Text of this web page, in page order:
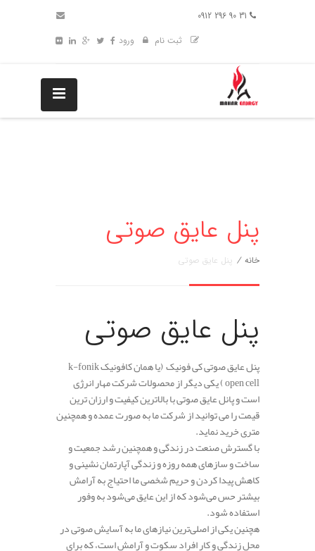
ثبت نام
ورود
پنل عایق صوتی
خانه / پنل عایق صوتی
پنل عایق صوتی
پنل عایق صوتی کی فونیک (یا همان کافونیک k-fonik
open cell ) یکی دیگر از محصولات شرکت مهار انرژی
است و پانل عایق صوتی با بالاترین کیفیت و ارزان ترین
قیمت را می توانید از شرکت ما به صورت عمده و همچنین
متری خرید نماید.
با گسترش صنعت در زندگی و همچنین رشد جمعیت و
ساخت و سازهای همه روزه و زندگی آپارتمان نشینی و
کاهش پیدا کردن و حریم شخصی ما احتیاج به آرامش
بیشتر حس می‌شود که از این عایق می‌شود به وفور
استفاده شود.
هچنین یکی از اصلی‌ترین نیازهای ما به آسایش صوتی در
محل زندگی و کار افراد سکوت و آرامش است، که برای